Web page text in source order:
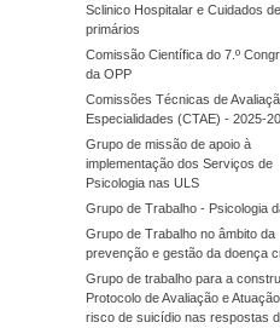
Sclinico Hospitalar e Cuidados
primários
Comissão Científica do 7.º
da OPP
Comissões Técnicas de
Especialidades (CTAE) - 2025-
Grupo de missão de apoio à
implementação dos Serviços de
Psicologia nas ULS
Grupo de Trabalho - Psicologia
Grupo de Trabalho no âmbito da
prevenção e gestão da doença
Grupo de trabalho para a
Protocolo de Avaliação e
risco de suicídio nas respostas